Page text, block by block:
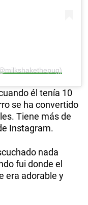
él tenía 10
se ha convertido
Tiene más de
Instagram.
nada
fui donde el
era adorable y